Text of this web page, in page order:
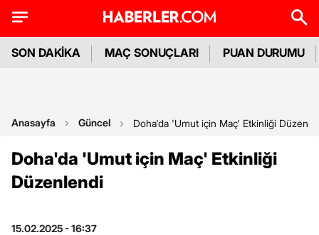
SON DAKİKA MAÇ SONUÇLARI PUAN DURUMU
Anasayfa Güncel Doha'da 'Umut için Maç' Etkinliği
Doha'da 'Umut için Maç' Etkinliği
Düzenlendi
15.02.2025 - 16:37